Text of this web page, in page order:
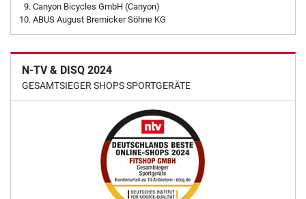
Canyon Bicycles GmbH (Canyon)
ABUS August Bremicker Söhne KG
N-TV & DISQ 2024
GESAMTSIEGER SHOPS SPORTGERÄTE